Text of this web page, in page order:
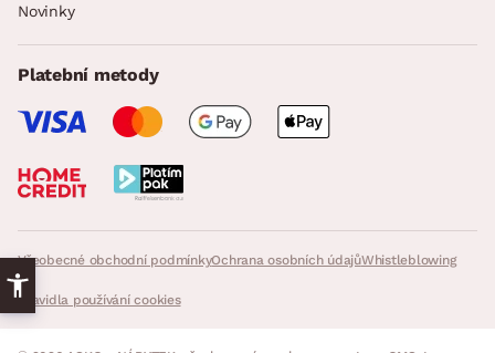
Všeobecné obchodní podmínkyOchrana osobních údajůWhistleblowing
Pravidla používání cookies
Novinky
Platební metody